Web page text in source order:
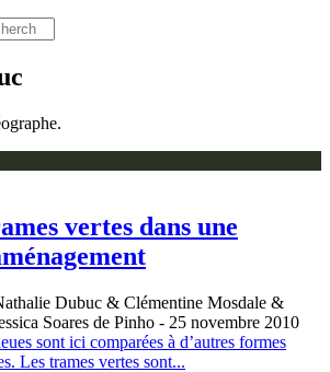
vertes dans une
Dubuc & Clémentine Mosdale &
Soares de Pinho - 25 novembre 2010
sont ici comparées à d’autres formes
Les trames vertes sont...